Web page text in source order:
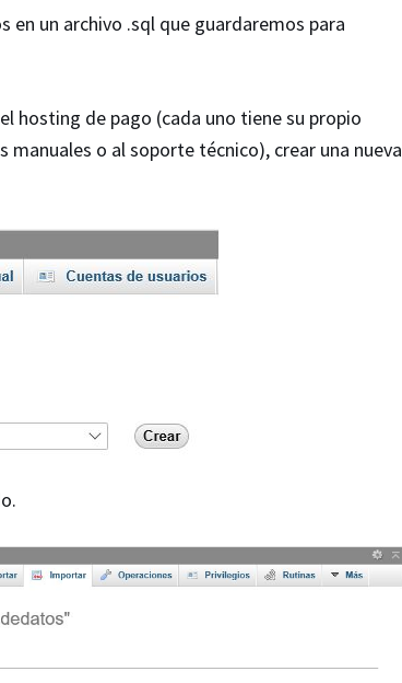
en un archivo .sql que guardaremos para
hosting de pago (cada uno tiene su propio
o al soporte técnico), crear una nueva